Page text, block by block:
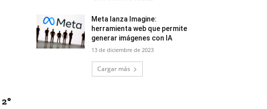
2°
Meta lanza Imagine:
herramienta web que permite
generar imágenes con IA
13 de diciembre de 2023
Cargar más